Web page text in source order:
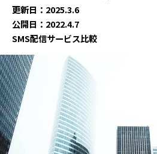
更新日：2025.3.6
公開日：2022.4.7
SMS配信サービス比較